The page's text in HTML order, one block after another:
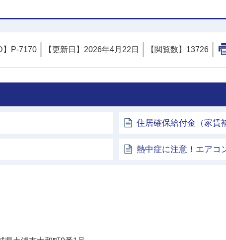
P-7170 【更新日】 2026年4月22日 【閲覧数】 13726
住居確保給付金（家賃
熱中症に注意！エアコ